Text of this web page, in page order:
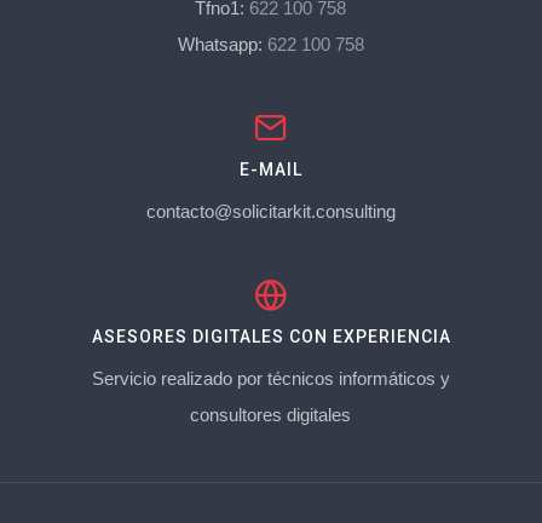
Tfno1: 622 100 758
Whatsapp: 622 100 758
E-MAIL
contacto@solicitarkit.consulting
ASESORES DIGITALES CON EXPERIENCIA
Servicio realizado por técnicos informáticos y
consultores digitales